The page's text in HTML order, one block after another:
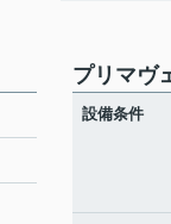
プリマヴ
設備条件